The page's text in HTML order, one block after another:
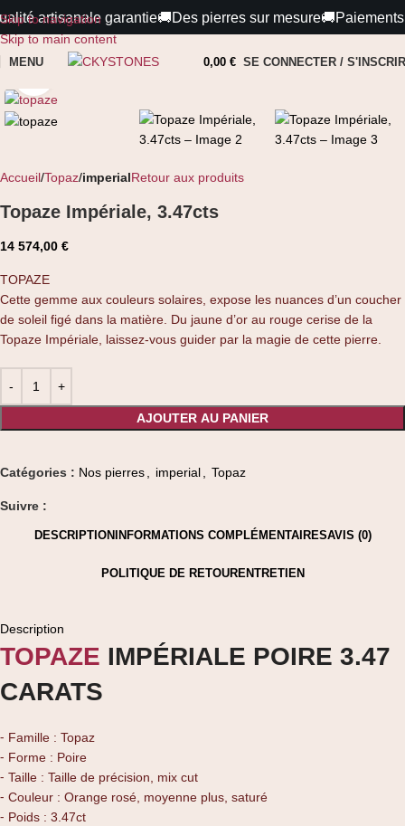
Skip to navigation
Skip to main content
artisanale garantie🚚Des pierres sur mesure🚚Paiements
MENU 0,00 € SE CONNECTER /
Accueil Topaz imperialRetour aux produits
Topaze Impériale, 3.47cts
14 574,00 €
TOPAZE
Cette gemme aux couleurs solaires, expose les nuances d’un coucher
de soleil figé dans la matière. Du jaune d’or au rouge cerise de la
Topaze Impériale, laissez-vous guider par la magie de cette pierre.
AJOUTER AU PANIER
Catégories : Nos pierres, imperial, Topaz
Suivre :
DESCRIPTION INFORMATIONS COMPLÉMENTAIRESAVIS (0)
POLITIQUE DE RETOURENTRETIEN
Description
TOPAZE IMPÉRIALE POIRE 3.47
CARATS
⁃ Famille : Topaz
⁃ Forme : Poire
⁃ Taille : Taille de précision, mix cut
⁃ Couleur : Orange rosé, moyenne plus, saturé
⁃ Poids : 3.47ct